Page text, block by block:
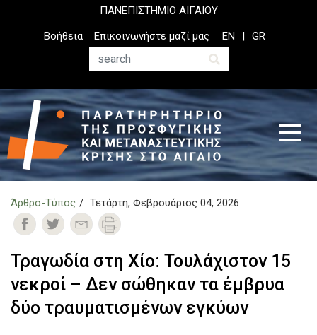
ΠΑΝΕΠΙΣΤΗΜΙΟ ΑΙΓΑΙΟΥ
Top
Header
Βοήθεια
Επικοινωνήστε μαζί μας
Αναζήτηση
EN GR
Άρθρο-Τύπος Τετάρτη, Φεβρουάριος 04, 2026
Τραγωδία στη Χίο: Τουλάχιστον 15
νεκροί – Δεν σώθηκαν τα έμβρυα
δύο τραυματισμένων εγκύων